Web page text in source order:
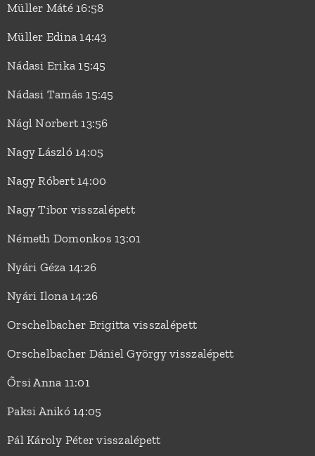
Müller Máté 16:58
Müller Edina 14:43
Nádasi Erika 15:45
Nádasi Tamás 15:45
Nágl Norbert 13:56
Nagy László 14:05
Nagy Róbert 14:00
Nagy Tibor visszalépett
Németh Domonkos 13:01
Nyári Géza 14:26
Nyári Ilona 14:26
Orschelbacher Brigitta visszalépett
Orschelbacher Dániel György visszalépett
Őrsi Anna 11:01
Paksi Anikó 14:05
Pál Károly Péter visszalépett